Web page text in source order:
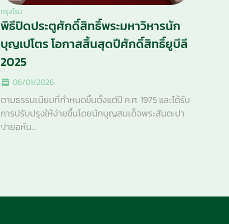
กรุงโรม
พิธีปิดประตูศักดิ์สิทธิ์พระมหาวิหารนัก
บุญเปโตร โอกาสสิ้นสุดปีศักดิ์สิทธิ์ยูบีลี
2025
06/01/2026
ตามธรรมเนียมที่กำหนดขึ้นตั้งแต่ปี ค.ศ. 1975 และได้รับ
การปรับปรุงให้ง่ายขึ้นโดยนักบุญสมเด็จพระสันตะปา
ปายอห์น...